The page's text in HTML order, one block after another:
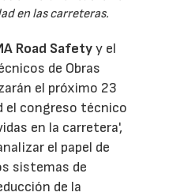
en las carreteras.
Road Safetyy el
de Obras
el próximo 23
el congreso técnico
en la carretera',
el papel de
sistemas de
de la